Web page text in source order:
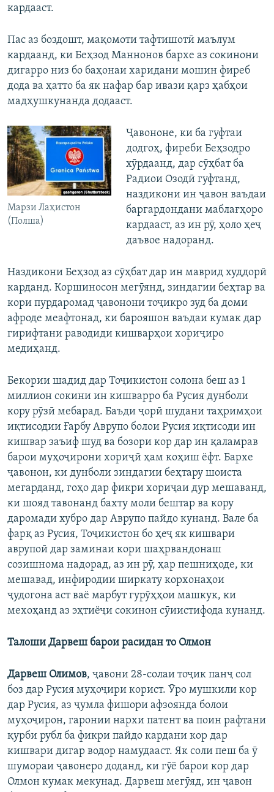
кардааст.
Пас аз боздошт, мақомоти тафтишотӣ маълум
кардаанд, ки Беҳзод Маннонов бархе аз сокинони
дигарро низ бо баҳонаи харидани мошин фиреб
дода ва ҳатто ба як нафар бар ивази қарз ҳабҳои
мадҳушкунанда додааст.
Марзи Лаҳистон
(Полша)
Ҷавононе, ки ба гуфтаи
додгоҳ, фиреби Беҳзодро
хӯрдаанд, дар сӯҳбат ба
Радиои Озодӣ гуфтанд,
наздикони ин ҷавон ваъдаи
баргардондани маблағҳоро
кардааст, аз ин рӯ, ҳоло ҳеҷ
даъвое надоранд.
Наздикони Беҳзод аз сӯҳбат дар ин маврид худдорӣ
карданд. Коршиносон мегӯянд, зиндагии беҳтар ва
кори пурдаромад ҷавонони тоҷикро зуд ба доми
афроде меафтонад, ки барояшон ваъдаи кумак дар
гирифтани раводиди кишварҳои хориҷиро
медиҳанд.
Бекории шадид дар Тоҷикистон солона беш аз 1
миллион сокини ин кишварро ба Русия дунболи
кору рӯзӣ мебарад. Баъди ҷорӣ шудани таҳримҳои
иқтисодии Ғарбу Аврупо болои Русия иқтисоди ин
кишвар заъиф шуд ва бозори кор дар ин қаламрав
барои муҳоҷирони хориҷӣ ҳам коҳиш ёфт. Бархе
ҷавонон, ки дунболи зиндагии беҳтару шоиста
мегарданд, гоҳо дар фикри хориҷаи дур мешаванд,
ки шояд тавонанд бахту моли бештар ва кору
даромади хубро дар Аврупо пайдо кунанд. Вале ба
фарқ аз Русия, Тоҷикистон бо ҳеҷ як кишвари
аврупоӣ дар заминаи кори шаҳрвандонаш
созишнома надорад, аз ин рӯ, ҳар пешниҳоде, ки
мешавад, инфиродии ширкату корхонаҳои
ҷудогона аст ваё марбут гурӯҳҳои машкук, ки
мехоҳанд аз эҳтиёҷи сокинон сӯиистифода кунанд.
Талоши Дарвеш барои расидан то Олмон
Дарвеш Олимов, ҷавони 28-солаи тоҷик панҷ сол
боз дар Русия муҳоҷири корист. Ӯро мушкили кор
дар Русия, аз ҷумла фишори афзоянда болои
муҳоҷирон, гаронии нархи патент ва поин рафтани
қурби рубл ба фикри пайдо кардани кор дар
кишвари дигар водор намудааст. Як соли пеш ба ӯ
шумораи ҷавонеро доданд, ки гӯё барои кор дар
Олмон кумак мекунад. Дарвеш мегӯяд, ин ҷавон